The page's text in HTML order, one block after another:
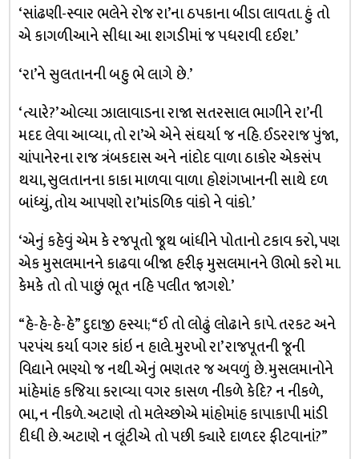
‘સાંઢણી-સ્વાર ભલેને રોજ રા’ના ઠપકાના બીડા લાવતા. હું તો
એ કાગળીઆને સીધા આ શગડીમાં જ પધરાવી દઈશ.’
‘રા’ને સુલતાનની બહુ ભે લાગે છે.’
‘ત્યારે?’ ઓલ્યા ઝાલાવાડના રાજા સતરસાલ ભાગીને રા’ની
મદદ લેવા આવ્યા, તો રા’એ એને સંઘર્યા જ નહિ. ઈડરરાજ પુંજા,
ચાંપાનેરના રાજ ત્રંબકદાસ અને નાંદોદ વાળા ઠાકોર એકસંપ
થયા, સુલતાનના કાકા માળવા વાળા હોશંગખાનની સાથે દળ
બાંધ્યું, તોય આપણો રા’માંડળિક વાંકો ને વાંકો.’
‘એનું કહેવું એમ કે રજપૂતો જૂથ બાંધીને પોતાનો ટકાવ કરો, પણ
એક મુસલમાનને કાઢવા બીજા હરીફ મુસલમાનને ઊભો કરો મા.
કેમકે તો તો પાછું ભૂત નહિ પલીત જાગશે.’
“હે-હે-હે-હે” દુદાજી હસ્યા; “ઈ તો લોઢું લોઢાને કાપે. તરકટ અને
પરપંચ કર્યા વગર કાંઇ ન હાલે. મુરખો રા’ રાજપૂતની જૂની
વિદ્યાને ભણ્યો જ નથી. એનું ભણતર જ અવળું છે. મુસલમાનોને
માંહેમાંહ કજિયા કરાવ્યા વગર કાસળ નીકળે કેદિ? ન નીકળે,
ભા, ન નીકળે. અટાણે તો મલેચ્છોએ માંહોમાંહ કાપાકાપી માંડી
દીધી છે. અટાણે ન લૂંટીએ તો પછી ક્યારે દાળદર ફીટવાનાં?”